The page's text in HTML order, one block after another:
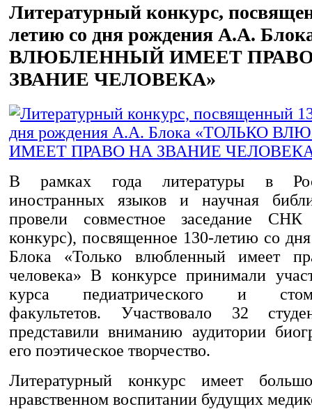
Литературный конкурс,
летию со дня рождения А.А.
ВЛЮБЛЕННЫЙ ИМЕЕТ
ЗВАНИЕ ЧЕЛОВЕКА»
В рамках года литературы в
иностранных языков и научная
провели совместное заседание СНК
конкурс), посвященное 130-летию со
Блока «Только влюбленный имеет
человека» В конкурсе принимали
курса педиатрического и
факультетов. Участвовало 32
представили вниманию аудитории
его поэтическое творчество.
Литературный конкурс имеет
нравственном воспитании будущих